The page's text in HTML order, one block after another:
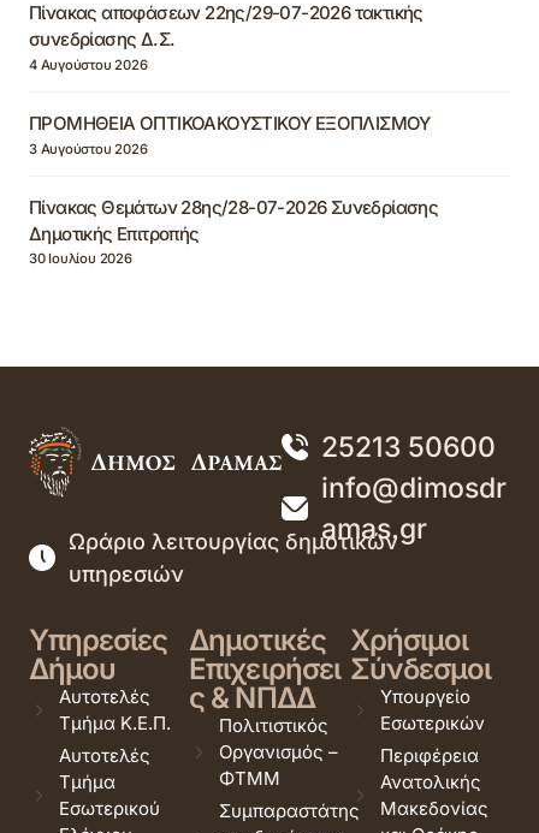
Πίνακας αποφάσεων 22ης/29-07-2026 τακτικής
συνεδρίασης Δ.Σ.
4 Αυγούστου 2026
ΠΡΟΜΗΘΕΙΑ ΟΠΤΙΚΟΑΚΟΥΣΤΙΚΟΥ ΕΞΟΠΛΙΣΜΟΥ
3 Αυγούστου 2026
Πίνακας Θεμάτων 28ης/28-07-2026 Συνεδρίασης
Δημοτικής Επιτροπής
30 Ιουλίου 2026
25213 50600
info@dimosdr
amas.gr
Ωράριο λειτουργίας δημοτικών
υπηρεσιών
Υπηρεσίες
Δήμου
Αυτοτελές
Τμήμα Κ.Ε.Π.
Αυτοτελές
Τμήμα
Εσωτερικού
Δημοτικές
Επιχειρήσει
ς & ΝΠΔΔ
Πολιτιστικός
Οργανισμός –
ΦΤΜΜ
Συμπαραστάτης
Χρήσιμοι
Σύνδεσμοι
Υπουργείο
Εσωτερικών
Περιφέρεια
Ανατολικής
Μακεδονίας